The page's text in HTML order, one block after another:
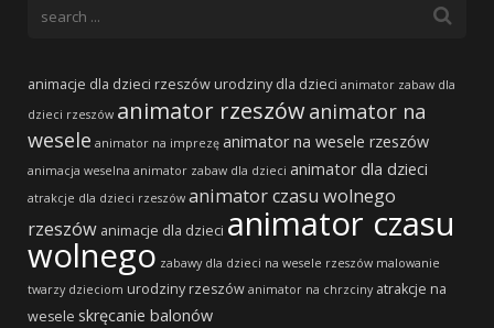
animacje dla dzieci rzeszów urodziny dla dzieci animator zabaw dla
dzieci rzeszów animator rzeszówanimator na
wesele animator na imprezę animator na wesele rzeszów
animacja weselna animator zabaw dla dzieci animator dla dzieci
atrakcje dla dzieci rzeszów animator czasu wolnego
rzeszów animacje dla dzieci animator czasu
wolnego zabawy dla dzieci na wesele rzeszów malowanie
twarzy dzieciom urodziny rzeszów animator na chrzciny atrakcje na
wesele skręcanie balonów